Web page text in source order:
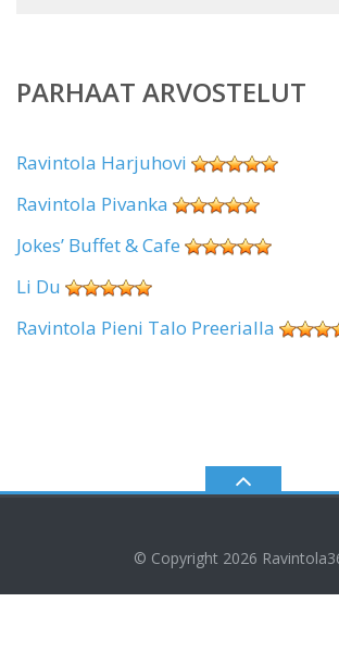
PARHAAT ARVOSTELUT
Ravintola Harjuhovi
Ravintola Pivanka
Jokes’ Buffet & Cafe
Li Du
Ravintola Pieni Talo Preerialla
© Copyright 2026